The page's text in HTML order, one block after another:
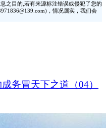
之目的,若有来源标注错误或侵犯了您的
，情况属实，我们会
务冒天下之道（04）